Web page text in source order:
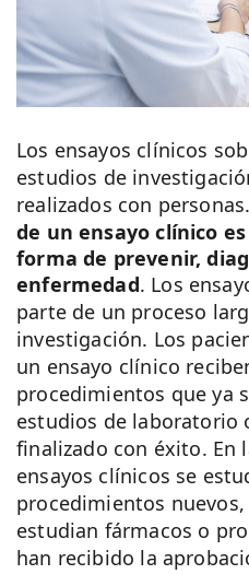
Los ensayos clínicos
estudios de
realizados con personas.
de un ensayo clínico
forma de prevenir,
enfermedad. Los
parte de un proceso
investigación. Los
un ensayo clínico
procedimientos que ya
estudios de laboratorio
finalizado con éxito. En
ensayos clínicos se
procedimientos
estudian fármacos o
han recibido la